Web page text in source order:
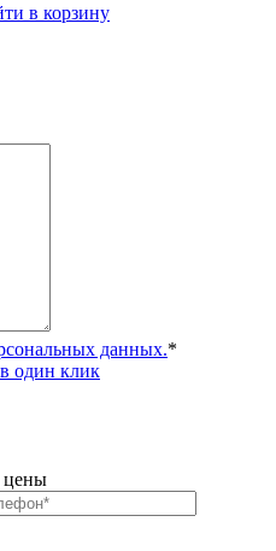
в корзину
данных.*
один клик
цены